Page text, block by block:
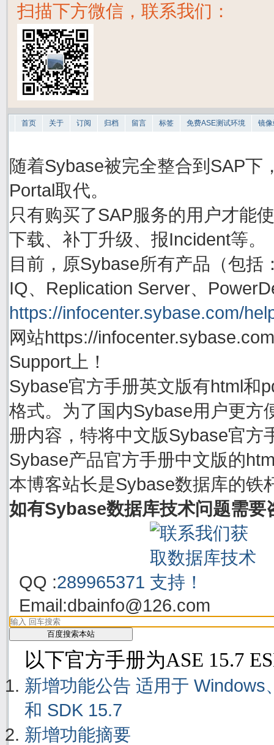
扫描下方微信，联系我们：
首页 关于 订阅 归档 留言 标签 免费ASE测试环境 镜
随着Sybase被完全整合到SAP下
Portal取代。
只有购买了SAP服务的用户才能
下载、补丁升级、报Incident等。
目前，原Sybase所有产品（包
IQ、Replication Server、
https://infocenter.sybase.com/
网站https://
Support上！
Sybase官方手册英文版有html和
格式。为了国内Sybase用户更方
册内容，特将中文版Sybase官方
Sybase产品官方手册中文版的
本博客站长是Sybase数据库的铁
如有Sybase数据库技术问题需要
QQ :289965371
Email:dbainfo@126.com
以下官方手册为ASE 15.7
新增功能公告 适用于
和 SDK 15.7
新增功能摘要